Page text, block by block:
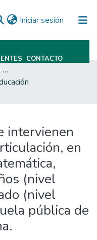
Iniciar sesión (current)
CONTACTO
Trabajos Finales De Grado Y Posgrado
intervienen
en
(nivel
(nivel
pública de